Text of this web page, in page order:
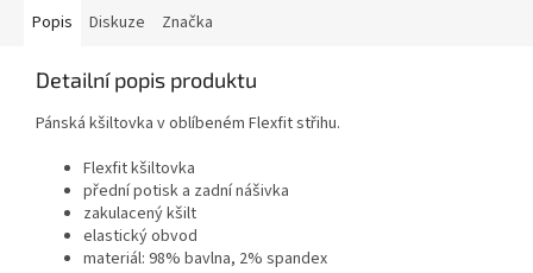
Popis Diskuze Značka
Detailní popis produktu
Pánská kšiltovka v oblíbeném Flexfit střihu.
Flexfit kšiltovka
přední potisk a zadní nášivka
zakulacený kšilt
elastický obvod
materiál: 98% bavlna, 2% spandex